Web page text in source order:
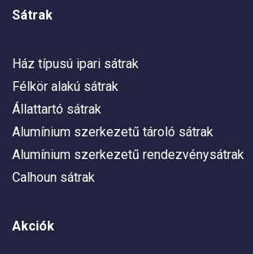
Sátrak
Ház típusú ipari sátrak
Félkör alakú sátrak
Állattartó sátrak
Alumínium szerkezetű tároló sátrak
Alumínium szerkezetű rendezvénysátrak
Calhoun sátrak
Akciók